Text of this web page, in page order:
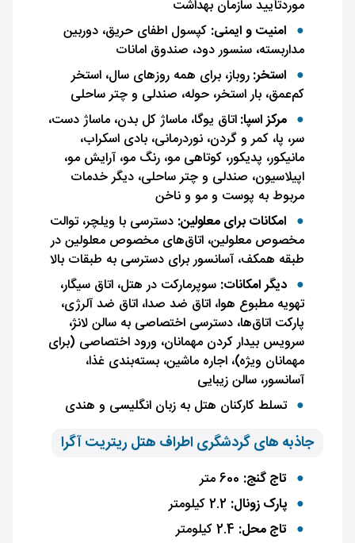
موردتأیید سازمان بهداشت
امنیت و ایمنی: کپسول اطفای حریق، دوربین
مداربسته، سنسور دود، صندوق امانات
استخر:روباز، برای همه روزهای سال، استخر
کم‌عمق، بار استخر، حوله، صندلی و چتر ساحلی
مرکز اسپا:اتاق یوگا، ماساژ کل بدن، ماساژ دست،
سر، پا، کمر و گردن، نوردرمانی، بادی اسکراب،
مانیکور، پدیکور، کوتاهی مو، رنگ مو، آرایش مو،
اپیلاسیون، صندلی و چتر ساحلی، دیگر خدمات
مربوط به پوست و مو و ناخن
امکانات برای معلولین: دسترسی با ویلچر، توالت
مخصوص معلولین، اتاق‌های مخصوص معلولین در
طبقه همکف، آسانسور برای دسترسی به طبقات بالا
دیگر امکانات: سوپرمارکت در هتل، اتاق سیگار،
تهویه مطبوع هوا، اتاق ضد صدا، اتاق ضد آلرژی،
پارکت اتاق‌ها، دسترسی اختصاصی به سالن لانژ،
سرویس بیدار کردن مهمانان، ورود اختصاصی (برای
مهمانان ویژه)، اجاره ماشین، بسته‌بندی غذا،
آسانسور، سالن زیبایی
تسلط کارکنان هتل به زبان انگلیسی و هندی
جاذبه های گردشگری اطراف هتل ریتریت آگرا
تاج گنج:
پارک زونال:
تاج محل: